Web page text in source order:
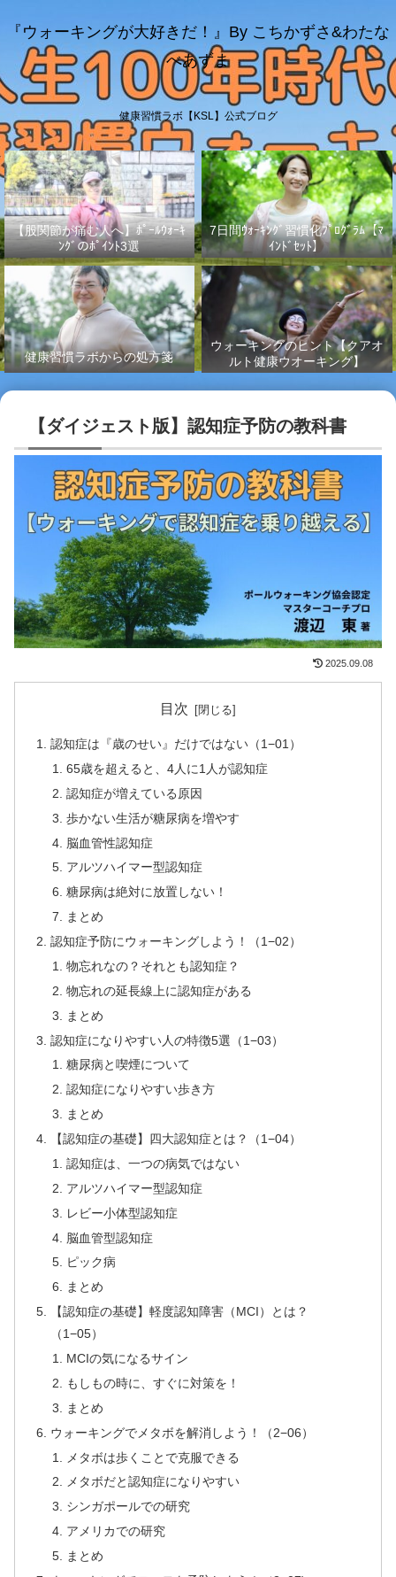
『ウォーキングが大好きだ！』By こちかずさ&わたな
べあずま
健康習慣ラボ【KSL】公式ブログ
【股関節が痛む人へ】ﾎﾟｰﾙｳｫｰｷ
ﾝｸﾞのﾎﾟｲﾝﾄ3選
7日間ｳｫｰｷﾝｸﾞ習慣化ﾌﾟﾛｸﾞﾗﾑ【ﾏ
ｲﾝﾄﾞｾｯﾄ】
健康習慣ラボからの処方箋
ウォーキングのヒント【クアオ
ルト健康ウオーキング】
No.003
【ダイジェスト版】認知症予防の教科書
2025.09.08
目次
認知症は『歳のせい』だけではない（1−01）
65歳を超えると、4人に1人が認知症
認知症が増えている原因
歩かない生活が糖尿病を増やす
脳血管性認知症
アルツハイマー型認知症
糖尿病は絶対に放置しない！
まとめ
認知症予防にウォーキングしよう！（1−02）
物忘れなの？それとも認知症？
物忘れの延長線上に認知症がある
まとめ
認知症になりやすい人の特徴5選（1−03）
糖尿病と喫煙について
認知症になりやすい歩き方
まとめ
【認知症の基礎】四大認知症とは？（1−04）
認知症は、一つの病気ではない
アルツハイマー型認知症
レビー小体型認知症
脳血管型認知症
ピック病
まとめ
【認知症の基礎】軽度認知障害（MCI）とは？
（1−05）
MCIの気になるサイン
もしもの時に、すぐに対策を！
まとめ
ウォーキングでメタボを解消しよう！（2−06）
メタボは歩くことで克服できる
メタボだと認知症になりやすい
シンガポールでの研究
アメリカでの研究
まとめ